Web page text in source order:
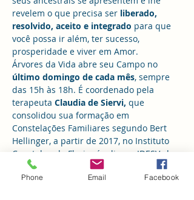
revelem o que precisa ser liberado,
resolvido, aceito e integrado para que
você possa ir além, ter sucesso,
prosperidade e viver em Amor.
Árvores da Vida abre seu Campo no
último domingo de cada mês, sempre
das 15h às 18h. É coordenado pela
terapeuta Claudia de Siervi, que
consolidou sua formação em
Constelações Familiares segundo Bert
Hellinger, a partir de 2017, no Instituto
Constelar, de Florianópolis, no IDESV, de
Minas, com Sophie Hellinger, em São
Paulo, com Sami Storch, a distância e,
Phone Email Facebook